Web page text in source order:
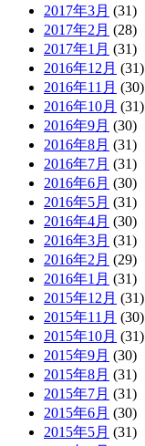
2017年3月 (31)
2017年2月 (28)
2017年1月 (31)
2016年12月 (31)
2016年11月 (30)
2016年10月 (31)
2016年9月 (30)
2016年8月 (31)
2016年7月 (31)
2016年6月 (30)
2016年5月 (31)
2016年4月 (30)
2016年3月 (31)
2016年2月 (29)
2016年1月 (31)
2015年12月 (31)
2015年11月 (30)
2015年10月 (31)
2015年9月 (30)
2015年8月 (31)
2015年7月 (31)
2015年6月 (30)
2015年5月 (31)